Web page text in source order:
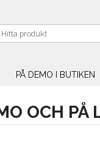
PÅ DEMO I BUTIKEN
OCH PÅ